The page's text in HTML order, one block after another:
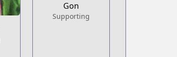
Gon
Supporting